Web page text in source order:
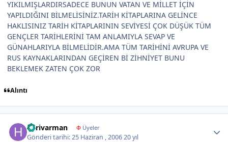
YIKILMIŞLARDIRSADECE BUNUN VATAN VE MİLLET İÇİN
YAPILDIĞINI BİLMELİSİNİZ.TARİH KİTAPLARINA GELİNCE
HAKLISINIZ TARİH KİTAPLARININ SEVİYESİ ÇOK DÜŞÜK TÜM
GENÇLER TARİHLERİNİ TAM ANLAMIYLA SEVAP VE
GÜNAHLARIYLA BİLMELİDİR.AMA TÜM TARİHİNİ AVRUPA VE
RUS KAYNAKLARINDAN GEÇİREN Bİ ZİHNİYET BUNU
BEKLEMEK ZATEN ÇOK ZOR
Alıntı
harivarman ΦÜyeler
Gönderi tarihi:25 Haziran , 200620 yıl